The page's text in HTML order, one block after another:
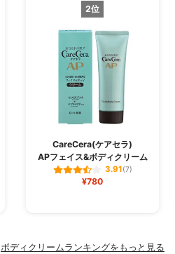
2位
CareCera(ケアセラ)
APフェイス&ボディクリーム
3.91(7)
¥780
ボディクリームランキングをもっと見る